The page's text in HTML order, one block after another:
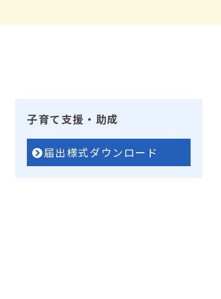
子育て支援・助成
届出様式ダウンロード